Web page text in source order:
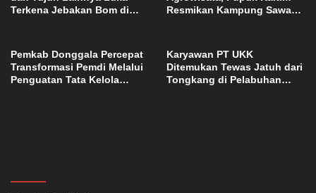
Terkena Jebakan Bom di
Resmikan Kampung Sawah
Pemkab Donggala Percepat
Transformasi Pemdi Melalui
Penguatan Tata Kelola
Karyawan PT UKK
Ditemukan Tewas Jatuh dari
Tongkang di Pelabuhan